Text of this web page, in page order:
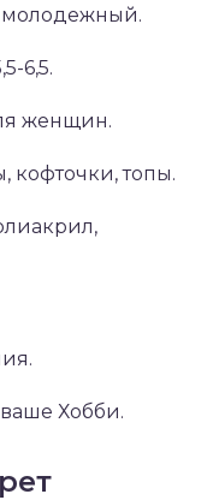
6,5.
женщин.
кофточки, топы.
Хобби.